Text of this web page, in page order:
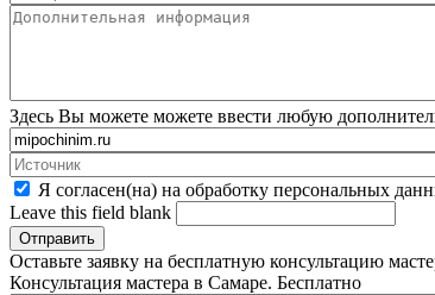
Здесь Вы можете можете ввести любую
Я согласен(на) на обработку персональных
Leave this field blank
Оставьте заявку на бесплатную консультацию
Консультация мастера в Самаре. Бесплатно